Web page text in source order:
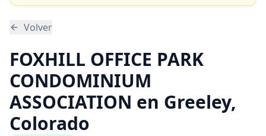
Volver
FOXHILL OFFICE PARK
CONDOMINIUM
ASSOCIATION en Greeley,
Colorado